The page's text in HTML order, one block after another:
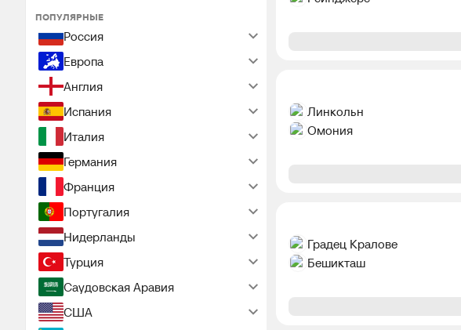
Линкольн
Омония
Градец Кралове
Бешикташ
ПОПУЛЯРНЫЕ
Россия
Европа
Англия
Испания
Италия
Германия
Франция
Португалия
Нидерланды
Турция
Саудовская Аравия
США